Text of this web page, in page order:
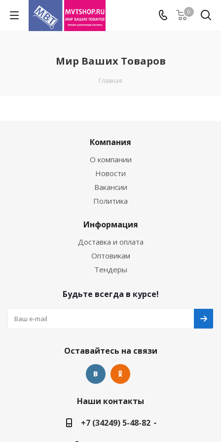
0
Мир Ваших Товаров
Главная
Компания
О компании
Новости
Вакансии
Политика
Информация
Доставка и оплата
Оптовикам
Тендеры
Будьте всегда в курсе!
Оставайтесь на связи
Наши контакты
+7 (34249) 5-48-82